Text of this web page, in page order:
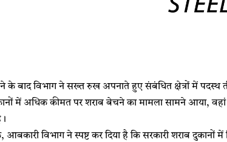
के बाद विभाग ने सख्त रुख अपनाते हुए संबंधित क्षेत्रों में पदस्थ
में अधिक कीमत पर शराब बेचने का मामला सामने आया, वहां
आबकारी विभाग ने स्पष्ट कर दिया है कि सरकारी शराब दुकानों में